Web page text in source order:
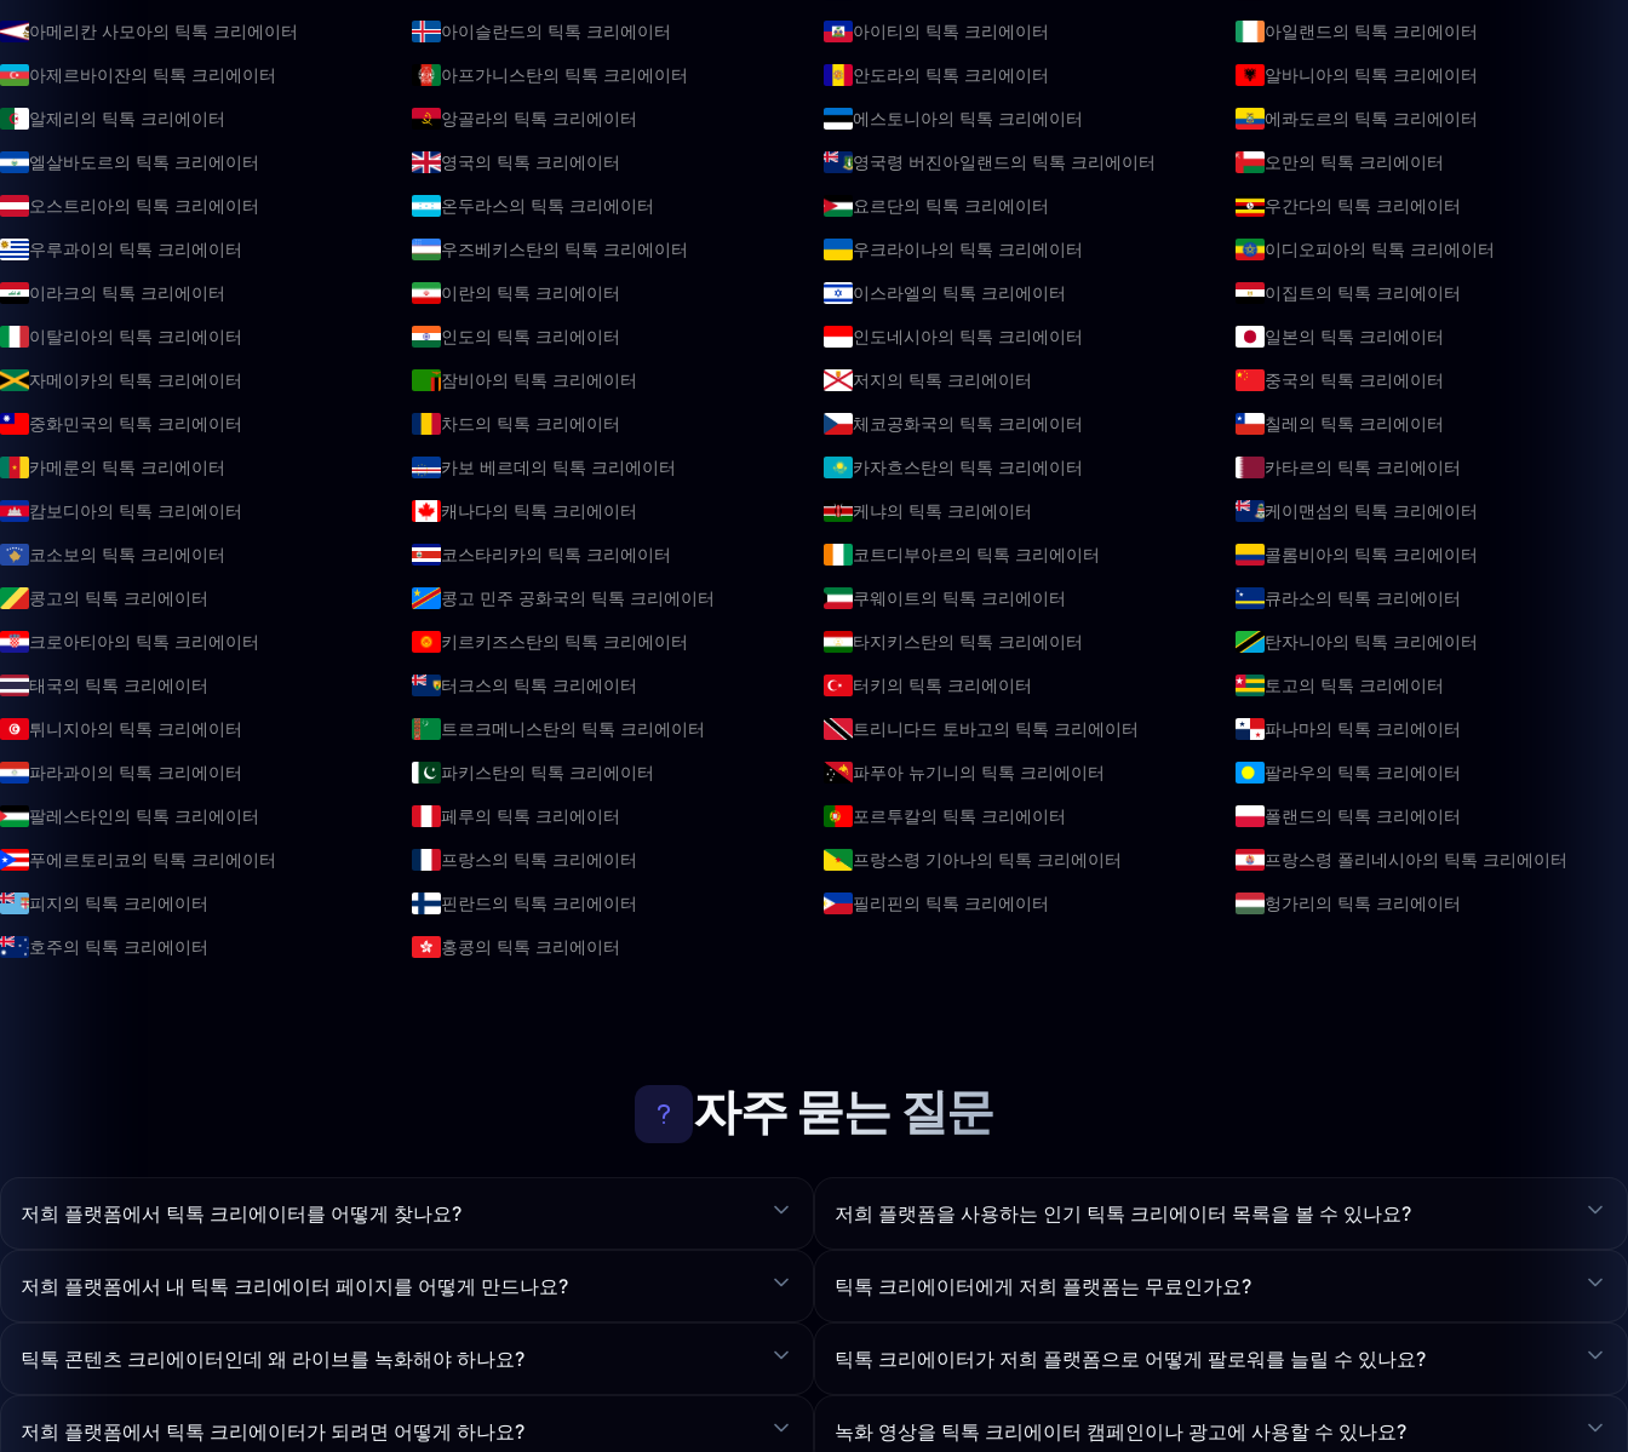
아메리칸 사모아의 틱톡 크리에이터 아이슬란드의 틱톡 크리에이터 아이티의 틱톡 크리에이터 아일랜드의 틱톡 크리에이터
아제르바이잔의 틱톡 크리에이터 아프가니스탄의 틱톡 크리에이터 안도라의 틱톡 크리에이터 알바니아의 틱톡 크리에이터
알제리의 틱톡 크리에이터 앙골라의 틱톡 크리에이터 에스토니아의 틱톡 크리에이터 에콰도르의 틱톡 크리에이터
엘살바도르의 틱톡 크리에이터 영국의 틱톡 크리에이터 영국령 버진아일랜드의 틱톡 크리에이터 오만의 틱톡 크리에이터
오스트리아의 틱톡 크리에이터 온두라스의 틱톡 크리에이터 요르단의 틱톡 크리에이터 우간다의 틱톡 크리에이터
우루과이의 틱톡 크리에이터 우즈베키스탄의 틱톡 크리에이터 우크라이나의 틱톡 크리에이터 이디오피아의 틱톡 크리에이터
이라크의 틱톡 크리에이터 이란의 틱톡 크리에이터 이스라엘의 틱톡 크리에이터 이집트의 틱톡 크리에이터
이탈리아의 틱톡 크리에이터 인도의 틱톡 크리에이터 인도네시아의 틱톡 크리에이터 일본의 틱톡 크리에이터
자메이카의 틱톡 크리에이터 잠비아의 틱톡 크리에이터 저지의 틱톡 크리에이터 중국의 틱톡 크리에이터
중화민국의 틱톡 크리에이터 차드의 틱톡 크리에이터 체코공화국의 틱톡 크리에이터 칠레의 틱톡 크리에이터
카메룬의 틱톡 크리에이터 카보 베르데의 틱톡 크리에이터 카자흐스탄의 틱톡 크리에이터 카타르의 틱톡 크리에이터
캄보디아의 틱톡 크리에이터 캐나다의 틱톡 크리에이터 케냐의 틱톡 크리에이터 케이맨섬의 틱톡 크리에이터
코소보의 틱톡 크리에이터 코스타리카의 틱톡 크리에이터 코트디부아르의 틱톡 크리에이터 콜롬비아의 틱톡 크리에이터
콩고의 틱톡 크리에이터 콩고 민주 공화국의 틱톡 크리에이터 쿠웨이트의 틱톡 크리에이터 큐라소의 틱톡 크리에이터
크로아티아의 틱톡 크리에이터 키르키즈스탄의 틱톡 크리에이터 타지키스탄의 틱톡 크리에이터 탄자니아의 틱톡 크리에이터
태국의 틱톡 크리에이터 터크스의 틱톡 크리에이터 터키의 틱톡 크리에이터 토고의 틱톡 크리에이터
튀니지아의 틱톡 크리에이터 트르크메니스탄의 틱톡 크리에이터 트리니다드 토바고의 틱톡 크리에이터 파나마의 틱톡 크리에이터
파라과이의 틱톡 크리에이터 파키스탄의 틱톡 크리에이터 파푸아 뉴기니의 틱톡 크리에이터 팔라우의 틱톡 크리에이터
팔레스타인의 틱톡 크리에이터 페루의 틱톡 크리에이터 포르투칼의 틱톡 크리에이터 폴랜드의 틱톡 크리에이터
푸에르토리코의 틱톡 크리에이터 프랑스의 틱톡 크리에이터 프랑스령 기아나의 틱톡 크리에이터 프랑스령 폴리네시아의 틱톡 크리에이터
피지의 틱톡 크리에이터 핀란드의 틱톡 크리에이터 필리핀의 틱톡 크리에이터 헝가리의 틱톡 크리에이터
호주의 틱톡 크리에이터 홍콩의 틱톡 크리에이터
자주 묻는 질문
저희 플랫폼에서 틱톡 크리에이터를 어떻게 찾나요?
저희 플랫폼에서 내 틱톡 크리에이터 페이지를 어떻게 만드나요?
틱톡 콘텐츠 크리에이터인데 왜 라이브를 녹화해야 하나요?
저희 플랫폼에서 틱톡 크리에이터가 되려면 어떻게 하나요?
저희 플랫폼을 사용하는 인기 틱톡 크리에이터 목록을 볼 수 있나요?
틱톡 크리에이터에게 저희 플랫폼는 무료인가요?
틱톡 크리에이터가 저희 플랫폼으로 어떻게 팔로워를 늘릴 수 있나요?
녹화 영상을 틱톡 크리에이터 캠페인이나 광고에 사용할 수 있나요?